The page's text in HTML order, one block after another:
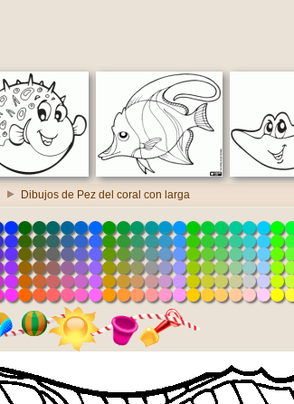
Dibujos de Pez del coral con larga